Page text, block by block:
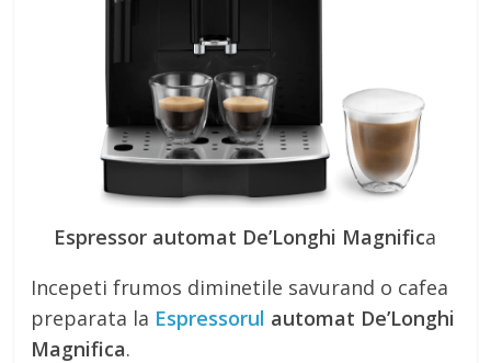
Espressor automat De’Longhi Magnifica
Incepeti frumos diminetile savurand o cafea
preparata la Espressorul automat De’Longhi
Magnifica.